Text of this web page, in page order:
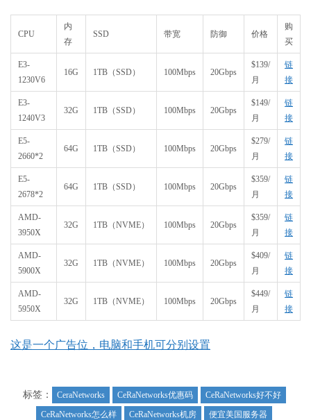
CPU
内
存
SSD 带宽 防御 价格
购
买
E3-
1230V6
16G 1TB（SSD） 100Mbps 20Gbps
$139/
月
链
接
E3-
1240V3
32G 1TB（SSD） 100Mbps 20Gbps
$149/
月
链
接
E5-
2660*2
64G 1TB（SSD） 100Mbps 20Gbps
$279/
月
链
接
E5-
2678*2
64G 1TB（SSD） 100Mbps 20Gbps
$359/
月
链
接
AMD-
3950X
32G 1TB（NVME） 100Mbps 20Gbps
$359/
月
链
接
AMD-
5900X
32G 1TB（NVME） 100Mbps 20Gbps
$409/
月
链
接
AMD-
5950X
32G 1TB（NVME） 100Mbps 20Gbps
$449/
月
链
接
这是一个广告位，电脑和手机可分别设置
标签： CeraNetworks CeRaNetworks优惠码
CeRaNetworks好不好
CeRaNetworks怎么样
CeRaNetworks机房
便宜美国服务器